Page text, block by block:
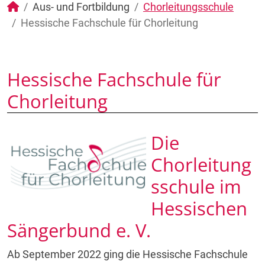
Aus- und Fortbildung
Chorleitungsschule
Hessische Fachschule für Chorleitung
Hessische Fachschule für
Chorleitung
Die
Chorleitung
sschule im
Hessischen
Sängerbund e. V.
Ab September 2022 ging die Hessische Fachschule